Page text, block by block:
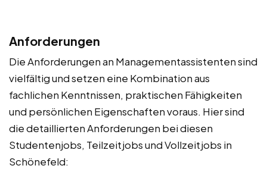
Anforderungen
Die Anforderungen an Managementassistenten sind
vielfältig und setzen eine Kombination aus
fachlichen Kenntnissen, praktischen Fähigkeiten
und persönlichen Eigenschaften voraus. Hier sind
die detaillierten Anforderungen bei diesen
Studentenjobs, Teilzeitjobs und Vollzeitjobs in
Schönefeld: